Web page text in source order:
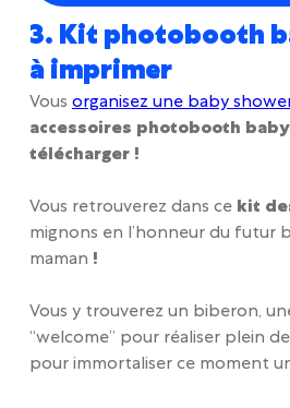
3. Kit photobooth
à imprimer
Vous organisez une baby
accessoires photobooth
télécharger !
Vous retrouverez dans cekit
mignons en l’honneur du futur
maman !
Vous y trouverez un biberon,
“welcome” pour réaliser plein
pour immortaliser ce moment